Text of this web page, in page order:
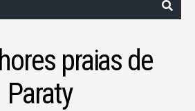
praias de
Paraty